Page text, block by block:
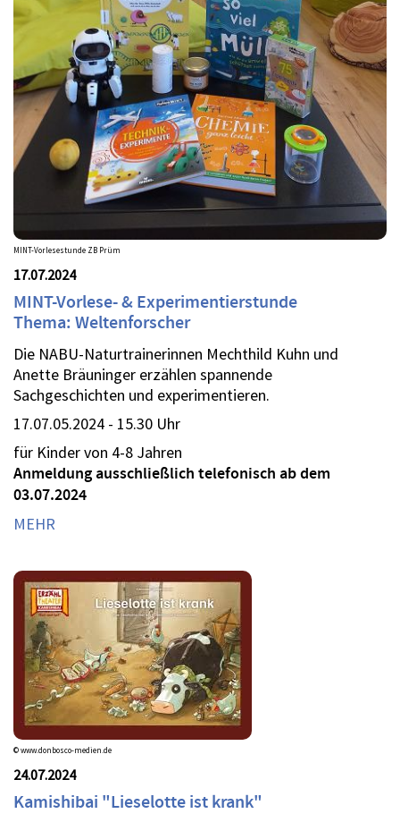
MINT-Vorlesestunde ZB Prüm
17.07.2024
MINT-Vorlese- & Experimentierstunde
Thema: Weltenforscher
Die NABU-Naturtrainerinnen Mechthild Kuhn und
Anette Bräuninger erzählen spannende
Sachgeschichten und experimentieren.
17.07.05.2024 - 15.30 Uhr
für Kinder von 4-8 Jahren
Anmeldung ausschließlich telefonisch ab dem
03.07.2024
MEHR
© www.donbosco-medien.de
24.07.2024
Kamishibai "Lieselotte ist krank"